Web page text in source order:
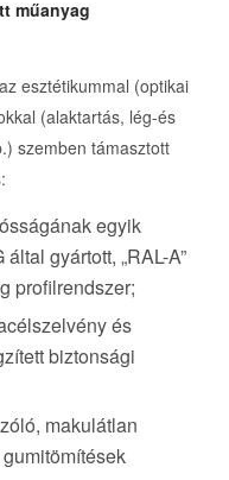
műanyag
esztétikummal (optikai
(alaktartás, lég-és
szemben támasztott
egyik
gyártott, „RAL-A”
profilrendszer;
és
biztonsági
makulátlan